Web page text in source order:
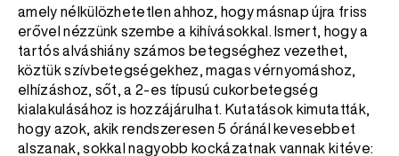
amely nélkülözhetetlen ahhoz, hogy másnap újra friss
erővel nézzünk szembe a kihívásokkal. Ismert, hogy a
tartós alváshiány számos betegséghez vezethet,
köztük szívbetegségekhez, magas vérnyomáshoz,
elhízáshoz, sőt, a 2-es típusú cukorbetegség
kialakulásához is hozzájárulhat. Kutatások kimutatták,
hogy azok, akik rendszeresen 5 óránál kevesebbet
alszanak, sokkal nagyobb kockázatnak vannak kitéve: